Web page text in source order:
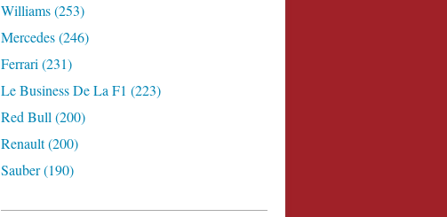
Williams(253)
Mercedes(246)
Ferrari (231)
Le Business De La F1 (223)
Red Bull (200)
Renault(200)
Sauber(190)